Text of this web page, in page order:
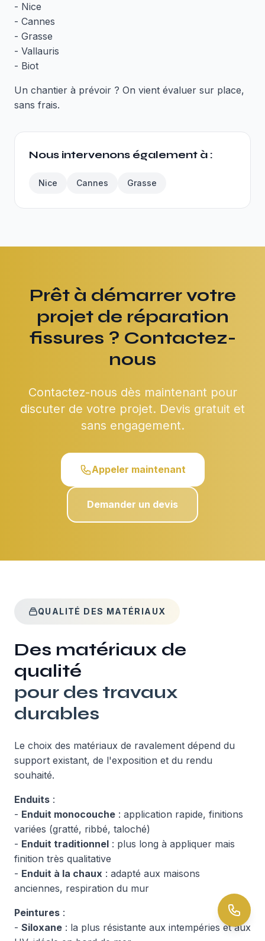
- Nice
- Cannes
- Grasse
- Vallauris
- Biot
Un chantier à prévoir ? On vient évaluer sur place,
sans frais.
Nous intervenons également à :
Nice Cannes Grasse
Prêt à démarrer votre
projet de réparation
fissures ? Contactez-
nous
Contactez-nous dès maintenant pour
discuter de votre projet. Devis gratuit et
sans engagement.
Appeler maintenant
Demander un devis
QUALITÉ DES MATÉRIAUX
Des matériaux de
qualité
pour des travaux
durables
Le choix des matériaux de ravalement dépend du
support existant, de l'exposition et du rendu
souhaité.
Enduits :
- Enduit monocouche : application rapide, finitions
variées (gratté, ribbé, taloché)
- Enduit traditionnel : plus long à appliquer mais
finition très qualitative
- Enduit à la chaux : adapté aux maisons
anciennes, respiration du mur
Peintures :
- Siloxane : la plus résistante aux intempéries et aux